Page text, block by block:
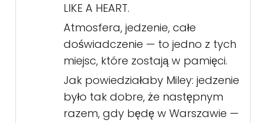
LIKE A HEART.
Atmosfera, jedzenie, całe
doświadczenie — to jedno z tych
miejsc, które zostają w pamięci.
Jak powiedziałaby Miley: jedzenie
było tak dobre, że następnym
razem, gdy będę w Warszawie —